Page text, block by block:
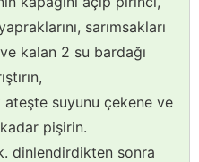
sarımsakları
kalan 2 su bardağı
ateşte suyunu çekene ve
pişirin.
dinlendirdikten sonra